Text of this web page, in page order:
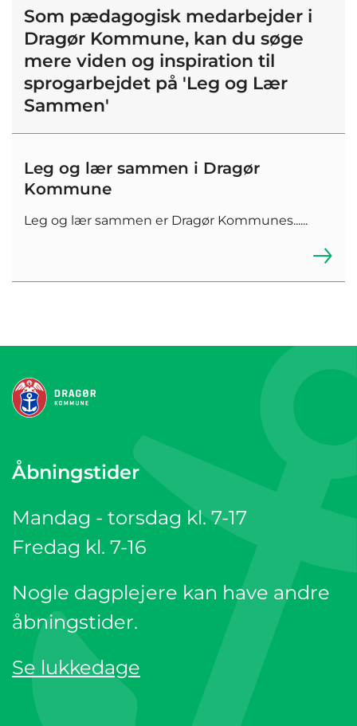
Som pædagogisk medarbejder i
Dragør Kommune, kan du søge
mere viden og inspiration til
sprogarbejdet på 'Leg og Lær
Sammen'
Leg og lær sammen i Dragør
Kommune
Leg og lær sammen er Dragør Kommunes......
Åbningstider
Mandag - torsdag kl. 7-17
Fredag kl. 7-16
Nogle dagplejere kan have andre
åbningstider.
Se lukkedage